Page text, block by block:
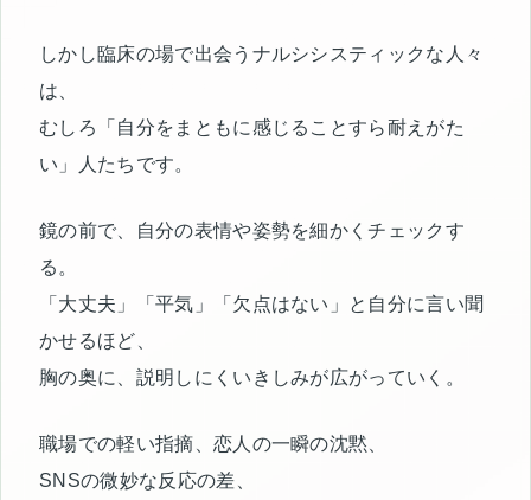
しかし臨床の場で出会うナルシシスティックな人々
は、
むしろ「自分をまともに感じることすら耐えがた
い」人たちです。
鏡の前で、自分の表情や姿勢を細かくチェックす
る。
「大丈夫」「平気」「欠点はない」と自分に言い聞
かせるほど、
胸の奥に、説明しにくいきしみが広がっていく。
職場での軽い指摘、恋人の一瞬の沈黙、
SNSの微妙な反応の差、